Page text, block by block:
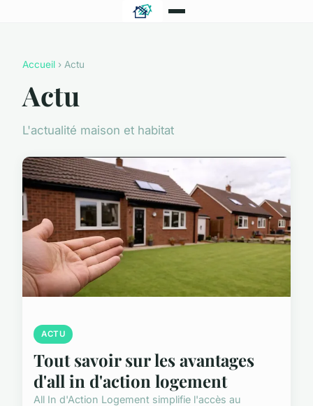
Accueil › Actu
Actu
L'actualité maison et habitat
ACTU
Tout savoir sur les avantages
d'all in d'action logement
All In d'Action Logement simplifie l'accès au